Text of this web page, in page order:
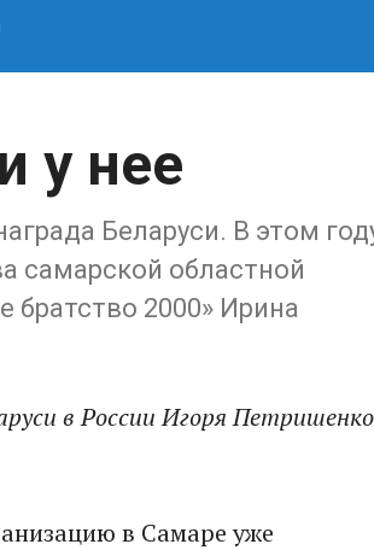
у нее
Беларуси. В этом
самарской областной
братство 2000» Ирина
в России Игоря
в Самаре уже